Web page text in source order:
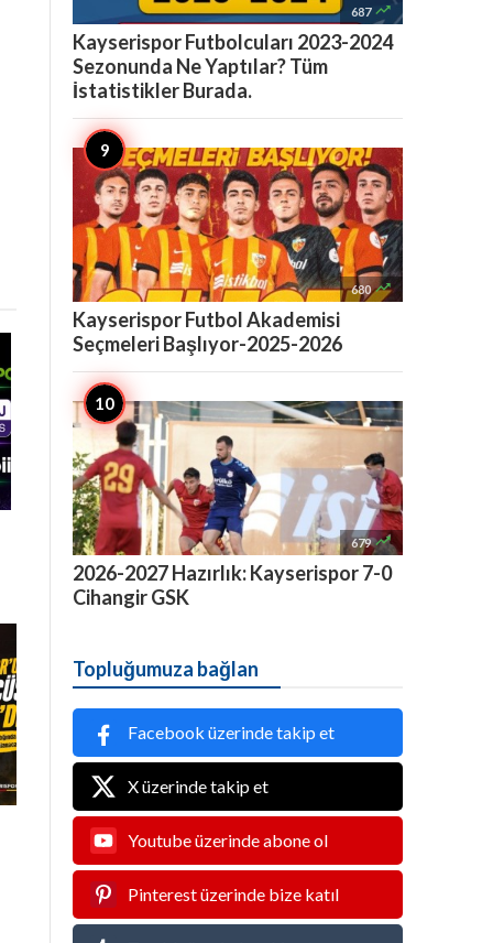
687 
Kayserispor Futbolcuları 2023-2024
Sezonunda Ne Yaptılar? Tüm
İstatistikler Burada.
680 
Kayserispor Futbol Akademisi
Seçmeleri Başlıyor-2025-2026
679 
2026-2027 Hazırlık: Kayserispor 7-0
Cihangir GSK
Topluğumuza bağlan
Facebook üzerinde takip et
X üzerinde takip et
Youtube üzerinde abone ol
Pinterest üzerinde bize katıl